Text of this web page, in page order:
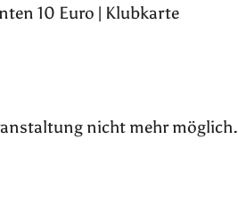
10 Euro | Klubkarte
nicht mehr möglich.